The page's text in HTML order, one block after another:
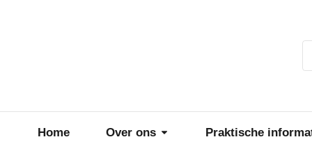
Home Over ons Praktische